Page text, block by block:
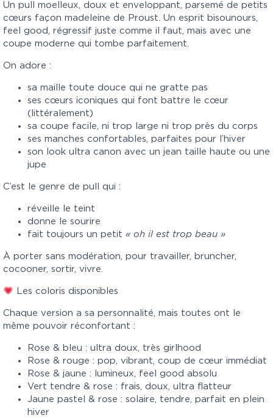
Un pull moelleux, doux et enveloppant, parsemé de petits
cœurs façon madeleine de Proust. Un esprit bisounours,
feel good, régressif juste comme il faut, mais avec une
coupe moderne qui tombe parfaitement.
On adore :
sa maille toute douce qui ne gratte pas
ses cœurs iconiques qui font battre le cœur
(littéralement)
sa coupe facile, ni trop large ni trop près du corps
ses manches confortables, parfaites pour l’hiver
son look ultra canon avec un jean taille haute ou une
jupe
C’est le genre de pull qui :
réveille le teint
donne le sourire
fait toujours un petit « oh il est trop beau »
À porter sans modération, pour travailler, bruncher,
cocooner, sortir, vivre.
Les coloris disponibles
Chaque version a sa personnalité, mais toutes ont le
même pouvoir réconfortant :
Rose & bleu : ultra doux, très girlhood
Rose & rouge : pop, vibrant, coup de cœur immédiat
Rose & jaune : lumineux, feel good absolu
Vert tendre & rose : frais, doux, ultra flatteur
Jaune pastel & rose : solaire, tendre, parfait en plein
hiver